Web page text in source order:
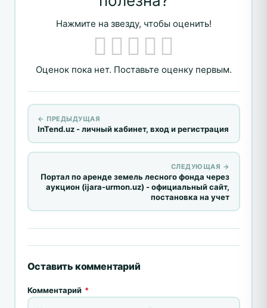
Нажмите на звезду, чтобы оценить!
Оценок пока нет. Поставьте оценку первым.
← ПРЕДЫДУЩАЯ
InTend.uz - личный кабинет, вход и регистрация
СЛЕДУЮЩАЯ →
Портал по аренде земель лесного фонда через
аукцион (ijara-urmon.uz) - официальный сайт,
постановка на учет
Оставить комментарий
Комментарий *